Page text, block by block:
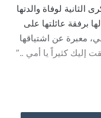
الثانية لوفاة والدتها
برفقة عائلتها على
معبرة عن اشتياقها
إليك كثيراً يا أمي ..”